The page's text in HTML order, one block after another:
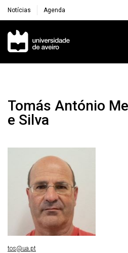
Notícias Agenda
Navegação Principal
Tomás António Mendes Oliveira
e Silva
tos@ua.pt